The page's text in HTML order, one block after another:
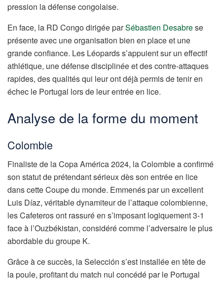
pression la défense congolaise.
En face, la RD Congo dirigée parSébastien Desabrese
présente avec une organisation bien en place et une
grande confiance. Les Léopards s’appuient sur un effectif
athlétique, une défense disciplinée et des contre-attaques
rapides, des qualités qui leur ont déjà permis de tenir en
échec le Portugal lors de leur entrée en lice.
Analyse de la forme du moment
Colombie
Finaliste de la Copa América 2024, la Colombie a confirmé
son statut de prétendant sérieux dès son entrée en lice
dans cette Coupe du monde. Emmenés par un excellent
Luis Díaz, véritable dynamiteur de l’attaque colombienne,
les Cafeteros ont rassuré en s’imposant logiquement 3-1
face à l’Ouzbékistan, considéré comme l’adversaire le plus
abordable du groupe K.
Grâce à ce succès, la Selección s’est installée en tête de
la poule, profitant du match nul concédé par le Portugal